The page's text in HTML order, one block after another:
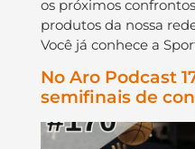
os próximos
produtos da nossa
Você já conhece a
No Aro Podcast
semifinais de